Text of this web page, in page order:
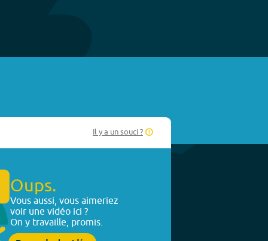
Il y a un souci ?
Oups.
Vous aussi, vous aimeriez
voir une vidéo ici ?
On y travaille, promis.